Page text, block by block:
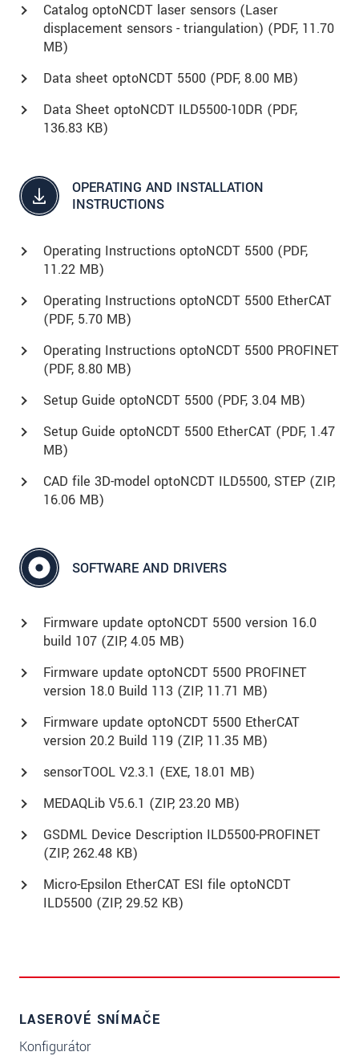
Catalog optoNCDT laser sensors (Laser
displacement sensors - triangulation) (PDF, 11.70
MB)
Data sheet optoNCDT 5500 (PDF, 8.00 MB)
Data Sheet optoNCDT ILD5500-10DR (PDF,
136.83 KB)
OPERATING AND INSTALLATION
INSTRUCTIONS
Operating Instructions optoNCDT 5500 (PDF,
11.22 MB)
Operating Instructions optoNCDT 5500 EtherCAT
(PDF, 5.70 MB)
Operating Instructions optoNCDT 5500 PROFINET
(PDF, 8.80 MB)
Setup Guide optoNCDT 5500 (PDF, 3.04 MB)
Setup Guide optoNCDT 5500 EtherCAT (PDF, 1.47
MB)
CAD file 3D-model optoNCDT ILD5500, STEP (ZIP,
16.06 MB)
SOFTWARE AND DRIVERS
Firmware update optoNCDT 5500 version 16.0
build 107 (ZIP, 4.05 MB)
Firmware update optoNCDT 5500 PROFINET
version 18.0 Build 113 (ZIP, 11.71 MB)
Firmware update optoNCDT 5500 EtherCAT
version 20.2 Build 119 (ZIP, 11.35 MB)
sensorTOOL V2.3.1 (EXE, 18.01 MB)
MEDAQLib V5.6.1 (ZIP, 23.20 MB)
GSDML Device Description ILD5500-PROFINET
(ZIP, 262.48 KB)
Micro-Epsilon EtherCAT ESI file optoNCDT
ILD5500 (ZIP, 29.52 KB)
LASEROVÉ SNÍMAČE
Konfigurátor